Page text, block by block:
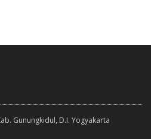
Gunungkidul, D.I. Yogyakarta